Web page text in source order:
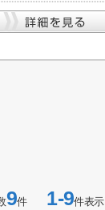
9件1-9件表示